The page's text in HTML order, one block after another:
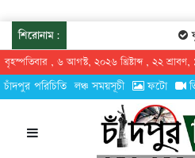
শিরোনাম:
বৃহস্পতিবার , ৬ আগস্ট, ২০২৬ খ্রিষ্টাব্দ , ২২ শ্রাবণ,
চাঁদপুর পরিচিতি লঞ্চ সময়সূচী ফটো